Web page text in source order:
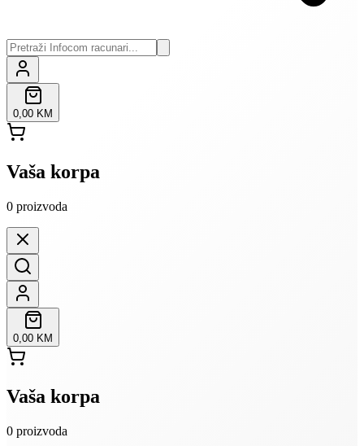
0,00 KM
Vaša korpa
0 proizvoda
0,00 KM
Vaša korpa
0 proizvoda